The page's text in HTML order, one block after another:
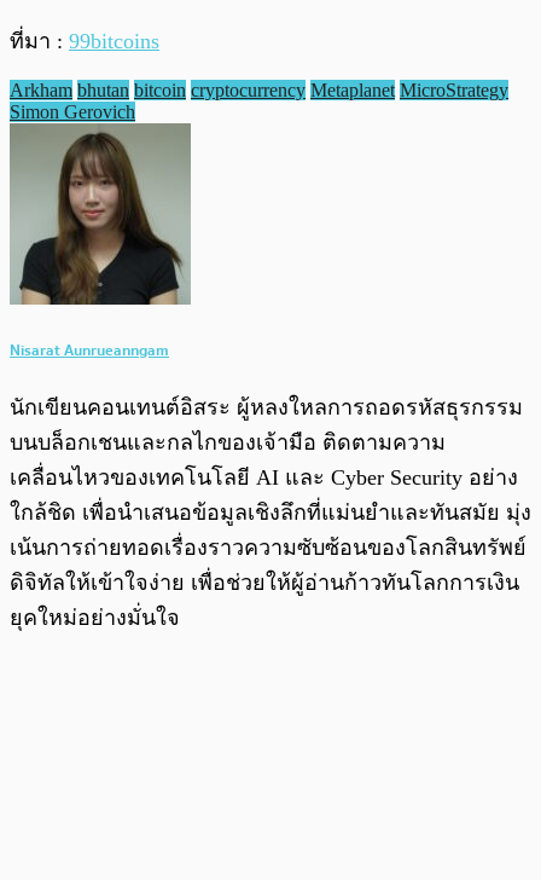
ที่มา : 99bitcoins
Arkham bhutan bitcoin cryptocurrency Metaplanet MicroStrategy
Simon Gerovich
Nisarat Aunrueanngam
นักเขียนคอนเทนต์อิสระ ผู้หลงใหลการถอดรหัสธุรกรรม
บนบล็อกเชนและกลไกของเจ้ามือ ติดตามความ
เคลื่อนไหวของเทคโนโลยี AI และ Cyber Security อย่าง
ใกล้ชิด เพื่อนำเสนอข้อมูลเชิงลึกที่แม่นยำและทันสมัย มุ่ง
เน้นการถ่ายทอดเรื่องราวความซับซ้อนของโลกสินทรัพย์
ดิจิทัลให้เข้าใจง่าย เพื่อช่วยให้ผู้อ่านก้าวทันโลกการเงิน
ยุคใหม่อย่างมั่นใจ